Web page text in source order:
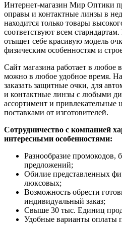
Интернет-магазин Мир Оптики
оправы и контактные линзы в
находится только товары
соответствуют всем
отыщет себе красивую модель
физическим особенностям и
Сайт магазина работает в любое
можно в любое удобное время.
заказать защитные очки, для
и контактные линзы с любыми
ассортимент и
поставками от изготовителей.
Сотрудничество с компанией
интересными особенностями:
Разнообразие промокодов,
предложений;
Обилие представленных
люксовых;
Возможность обрести
индивидуальный заказ;
Свыше 30 тыс. Единиц
Удобные варианты оплаты